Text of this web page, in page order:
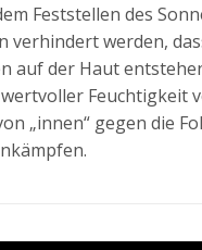
Feststellen des
verhindert werden,
auf der Haut
Feuchtigkeit
„innen“ gegen die